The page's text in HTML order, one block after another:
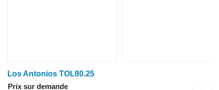
Los Antonios TOL80.25
Prix sur demande